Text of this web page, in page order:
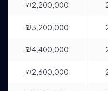
₪ 2,200,000
₪3,200,000
₪4,400,000
₪ 2,600,000